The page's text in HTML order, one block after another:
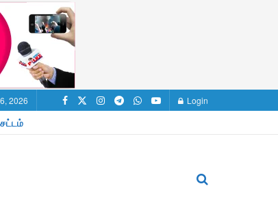
2026 Login
சட்டம்